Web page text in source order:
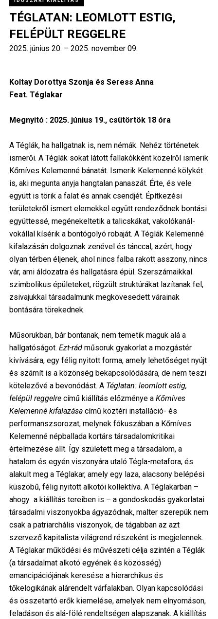
TÉGLATAN: LEOMLOTT ESTIG,
FELÉPÜLT REGGELRE
2025. június 20. – 2025. november 09.
Koltay Dorottya Szonja és Seress Anna
Feat. Téglakar
Megnyitó : 2025. június 19., csütörtök 18 óra
A Téglák, ha hallgatnak is, nem némák. Nehéz történetek
ismerői. A Téglák sokat látott fallakókként közelről ismerik
Kőmíves Kelemenné bánatát. Ismerik Kelemenné kölykét
is, aki megunta anyja hangtalan panaszát. Érte, és vele
együtt is törik a falat és annak csendjét. Építkezési
területekről ismert elemekkel együtt rendeződnek bontási
együttessé, megénekeltetik a talicskákat, vakolókanál-
vokállal kísérik a bontógolyó robaját. A Téglák Kelemenné
kifalazásán dolgoznak zenével és tánccal, azért, hogy
olyan térben éljenek, ahol nincs falba rakott asszony, nincs
vár, ami áldozatra és hallgatásra épül. Szerszámaikkal
szimbolikus épületeket, rögzült struktúrákat lazítanak fel,
zsivajukkal társadalmunk megkövesedett várainak
bontására törekednek.
Műsorukban, bár bontanak, nem temetik maguk alá a
hallgatóságot. Ezt-rádműsoruk gyakorlat a mozgástér
kivívására, egy félig nyitott forma, amely lehetőséget nyújt
és számít is a közönség bekapcsolódására, de nem teszi
kötelezővé a bevonódást. A Téglatan: leomlott estig,
felépül reggelre című kiállítás előzménye a Kőmíves
Kelemenné kifalazása című köztéri installáció- és
performanszsorozat, melynek fókuszában a Kőmíves
Kelemenné népballada kortárs társadalomkritikai
értelmezése állt. Így született meg a társadalom, a
hatalom és egyén viszonyára utaló Tégla-metafora, és
alakult meg a Téglakar, amely egy laza, alacsony belépési
küszöbű, félig nyitott alkotói kollektíva. A Téglakarban –
ahogy a kiállítás tereiben is – a gondoskodás gyakorlatai
társadalmi viszonyokba ágyazódnak, malter szerepük nem
csak a patriarchális viszonyok, de tágabban az azt
szervező kapitalista világrend részeként is megjelennek.
A Téglakar működési és művészeti célja szintén a Téglák
(a társadalmat alkotó egyének és közösség)
emancipációjának keresése a hierarchikus és
tőkelogikának alárendelt várfalakban. Olyan kapcsolódási
és összetartó erők kiemelése, amelyek nem elnyomáson,
feladáson és alá-fölé rendeltségen alapszanak. A kiállítás